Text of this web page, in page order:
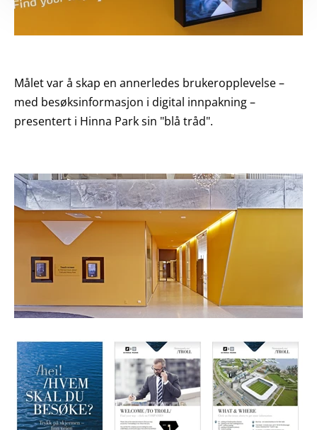
Målet var å skap en annerledes brukeropplevelse –
med besøksinformasjon i digital innpakning –
presentert i Hinna Park sin "blå tråd".